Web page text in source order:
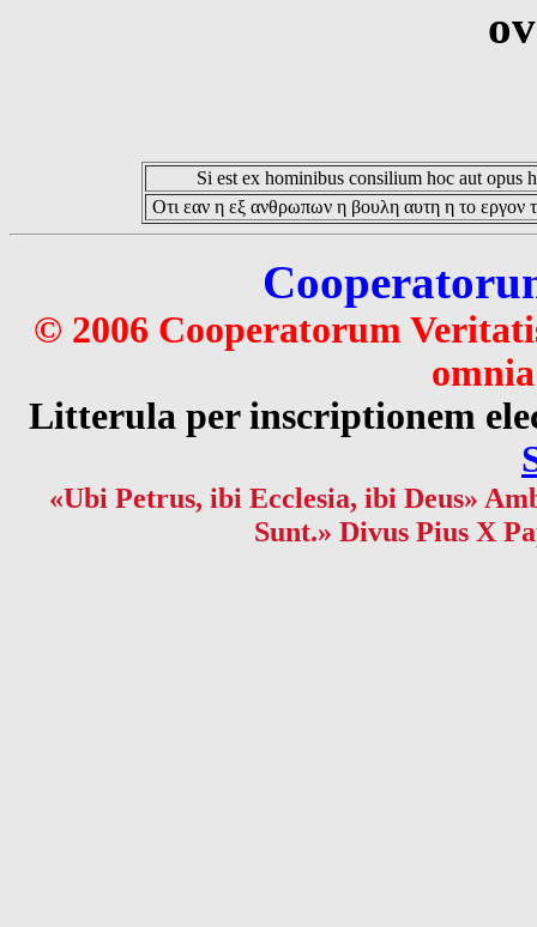
Si est ex hominibus consilium hoc aut opus
Οτι εαν η εξ ανθρωπων η βουλη αυτη η το εργον
© 2006 Cooperatorum
Litterula per inscriptionem
«Ubi Petrus, ibi Ecclesia, ibi Deus»
Sunt.» Divus Pius X